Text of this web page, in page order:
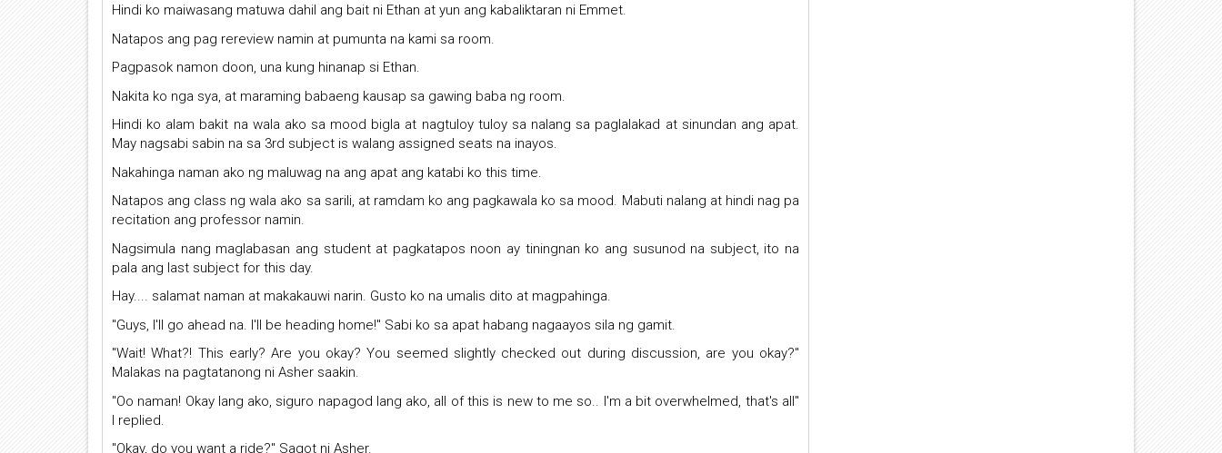
Hindi ko maiwasang matuwa dahil ang bait ni Ethan at yun ang kabaliktaran ni Emmet.
Natapos ang pag rereview namin at pumunta na kami sa room.
Pagpasok namon doon, una kung hinanap si Ethan.
Nakita ko nga sya, at maraming babaeng kausap sa gawing baba ng room.
Hindi ko alam bakit na wala ako sa mood bigla at nagtuloy tuloy sa nalang sa paglalakad at sinundan ang apat.
May nagsabi sabin na sa 3rd subject is walang assigned seats na inayos.
Nakahinga naman ako ng maluwag na ang apat ang katabi ko this time.
Natapos ang class ng wala ako sa sarili, at ramdam ko ang pagkawala ko sa mood. Mabuti nalang at hindi nag pa
recitation ang professor namin.
Nagsimula nang maglabasan ang student at pagkatapos noon ay tiningnan ko ang susunod na subject, ito na
pala ang last subject for this day.
Hay.... salamat naman at makakauwi narin. Gusto ko na umalis dito at magpahinga.
"Guys, I'll go ahead na. I'll be heading home!" Sabi ko sa apat habang nagaayos sila ng gamit.
"Wait! What?! This early? Are you okay? You seemed slightly checked out during discussion, are you okay?"
Malakas na pagtatanong ni Asher saakin.
"Oo naman! Okay lang ako, siguro napagod lang ako, all of this is new to me so.. I'm a bit overwhelmed, that's all"
I replied.
"Okay, do you want a ride?" Sagot ni Asher.